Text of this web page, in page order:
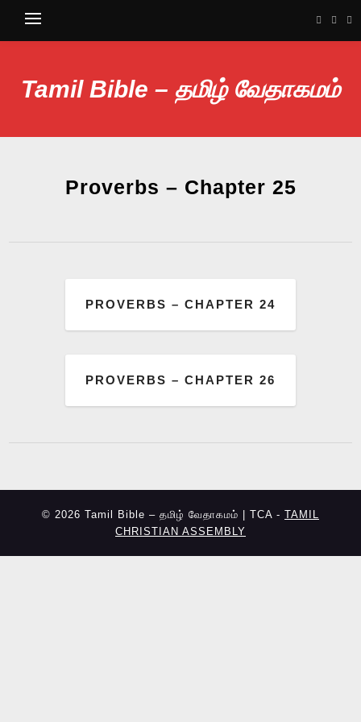
Tamil Bible – தமிழ் வேதாகமம்
Proverbs – Chapter 25
PROVERBS – CHAPTER 24
PROVERBS – CHAPTER 26
© 2026 Tamil Bible – தமிழ் வேதாகமம் | TCA - TAMIL
CHRISTIAN ASSEMBLY